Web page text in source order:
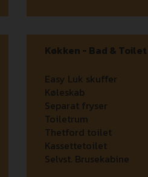
Køkken - Bad & Toilet
Easy Luk skuffer
Køleskab
Separat fryser
Toiletrum
Thetford toilet
Kassettetoilet
Selvst. Brusekabine